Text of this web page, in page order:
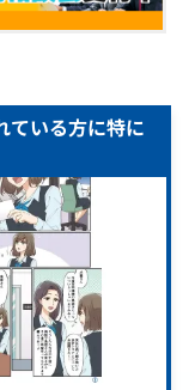
ている方に特に